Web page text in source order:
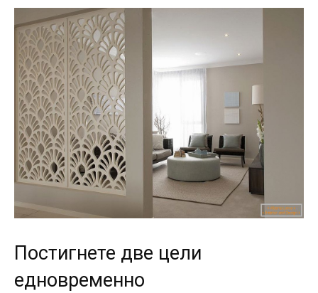
Постигнете две цели
едновременно